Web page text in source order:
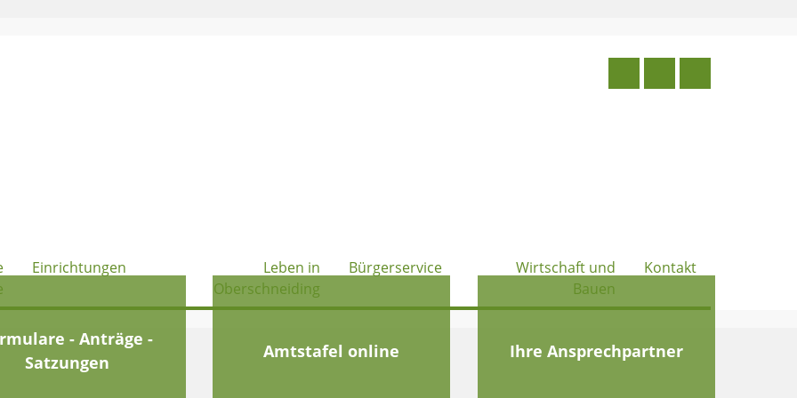
Einrichtungen
Leben in
Oberschneiding
Bürgerservice
Wirtschaft und
Bauen
Kontakt
- Anträge -
Satzungen
Amtstafel online Ihre Ansprechpartner